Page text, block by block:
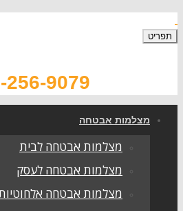
072-256-9079
אבטחה
מצלמות אבטחה לבית
מצלמות אבטחה לעסק
מצלמות אבטחה אלחוטיות